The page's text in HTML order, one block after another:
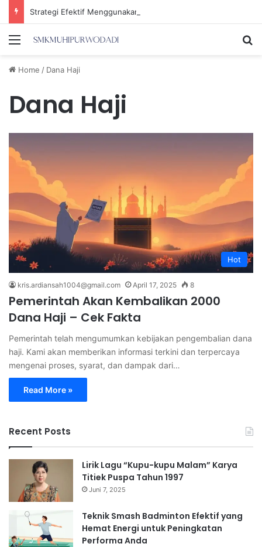
Menu
Home / Dana Haji
Dana Haji
Hot
kris.ardiansah1004@gmail.com April 17, 2025 8
Pemerintah Akan Kembalikan 2000
Dana Haji – Cek Fakta
Pemerintah telah mengumumkan kebijakan pengembalian dana
haji. Kami akan memberikan informasi terkini dan terpercaya
mengenai proses, syarat, dan dampak dari…
Read More »
Recent Posts
Lirik Lagu “Kupu-kupu Malam” Karya
Titiek Puspa Tahun 1997
Juni 7, 2025
Teknik Smash Badminton Efektif yang
Hemat Energi untuk Peningkatan
Performa Anda